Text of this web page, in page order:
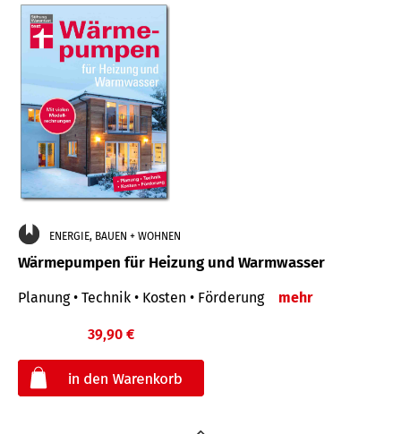
ENERGIE, BAUEN + WOHNEN
Wärmepumpen für Heizung und Warmwasser
Planung • Technik • Kosten • Förderung mehr
39,90 €